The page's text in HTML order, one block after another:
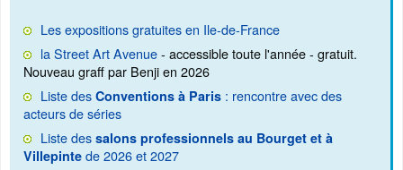
Les expositions gratuites en Ile-de-France
la Street Art Avenue- accessible toute l'année - gratuit.
Nouveau graff par Benji en 2026
Liste des Conventions à Paris : rencontre avec des
acteurs de séries
Liste des salons professionnels au Bourget et à
Villepinte de 2026 et 2027